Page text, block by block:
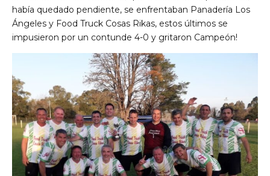
había quedado pendiente, se enfrentaban Panadería Los
Ángeles y Food Truck Cosas Rikas, estos últimos se
impusieron por un contunde 4-0 y gritaron Campeón!